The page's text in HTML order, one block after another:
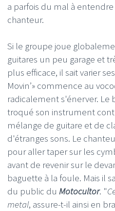
a parfois du mal à
chanteur.
Si le groupe joue
guitares un peu garage et
plus efficace, il sait varier
Movin’» commence au
radicalement s'énerver. Le
troqué son instrument
mélange de guitare et de
d'étranges sons. Le
pour aller taper sur les
avant de revenir sur le
baguette à la foule. Mais il
du public du Motocultor. "
metal, assure-t-il ainsi en